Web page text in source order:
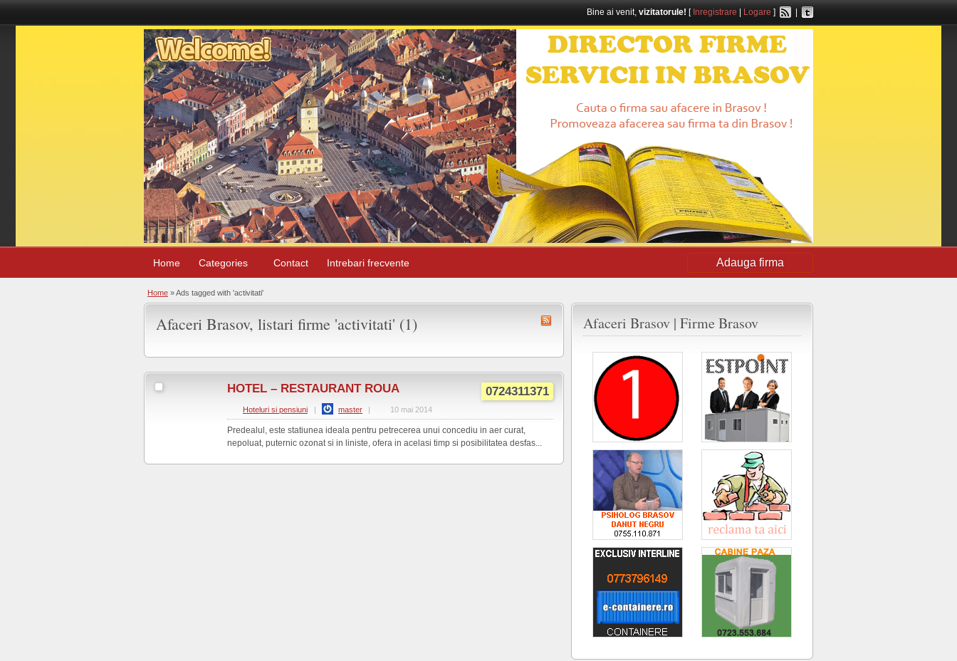
Bine ai venit, vizitatorule! [ Inregistrare Logare ]
Adauga firma
Home Categories Contact Intrebari frecvente
Home »Ads tagged with 'activitati'
Afaceri Brasov, listari firme 'activitati' (1)
0724311371
HOTEL – RESTAURANT ROUA
Hoteluri si pensiuni | master | 10 mai 2014
Predealul, este statiunea ideala pentru petrecerea unui concediu in aer curat,
nepoluat, puternic ozonat si in liniste, ofera in acelasi timp si posibilitatea desfas...
Afaceri Brasov | Firme Brasov